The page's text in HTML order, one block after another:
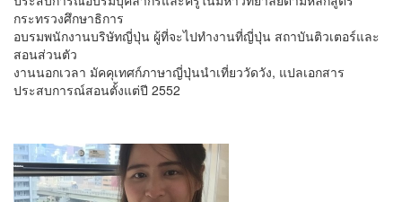
กระทรวงศึกษาธิการ
อบรมพนักงานบริษัทญี่ปุ่น ผู้ที่จะไปทำงานที่ญี่ปุ่น สถาบันติวเตอร์และ
สอนส่วนตัว
งานนอกเวลา มัคคุเทศก์ภาษาญี่ปุ่นนำเที่ยววัดวัง, แปลเอกสาร
ประสบการณ์สอนตั้งแต่ปี 2552